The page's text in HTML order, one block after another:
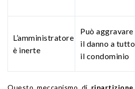
L’amministratore
è inerte
Può aggravare
il danno a tutto
il condominio
Questo meccanismo di